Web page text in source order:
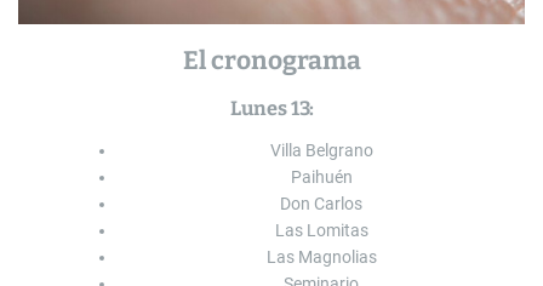
El cronograma
Lunes 13:
Villa Belgrano
Paihuén
Don Carlos
Las Lomitas
Las Magnolias